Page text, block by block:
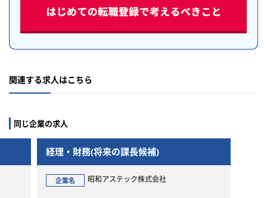
関連する求人はこちら
同じ企業の求人
経理・財務(将来の課長候補)
企業名 昭和アステック株式会社